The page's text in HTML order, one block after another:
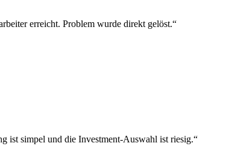
erreicht. Problem wurde direkt gelöst.“
ist simpel und die Investment-Auswahl ist riesig.“